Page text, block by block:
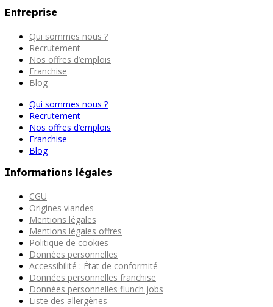
Entreprise
Qui sommes nous ?
Recrutement
Nos offres d’emplois
Franchise
Blog
Qui sommes nous ?
Recrutement
Nos offres d’emplois
Franchise
Blog
Informations légales
CGU
Origines viandes
Mentions légales
Mentions légales offres
Politique de cookies
Données personnelles
Accessibilité : État de conformité
Données personnelles franchise
Données personnelles flunch jobs
Liste des allergènes